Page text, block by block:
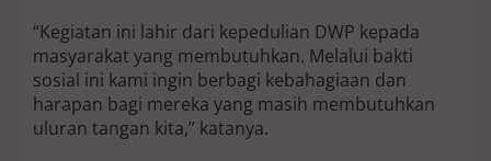
“Kegiatan ini lahir dari kepedulian DWP kepada
masyarakat yang membutuhkan. Melalui bakti
sosial ini kami ingin berbagi kebahagiaan dan
harapan bagi mereka yang masih membutuhkan
uluran tangan kita,” katanya.